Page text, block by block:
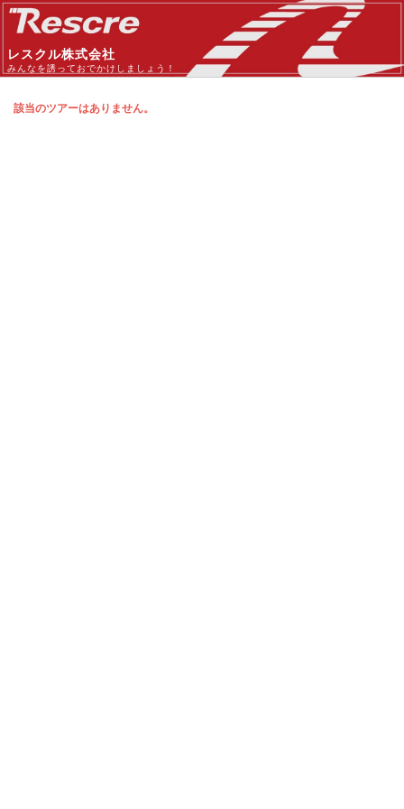
レスクル株式会社
みんなを誘っておでかけしましょう！